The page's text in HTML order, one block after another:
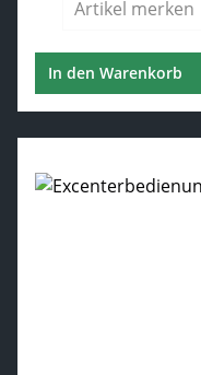
Artikel merken
In den Warenkorb